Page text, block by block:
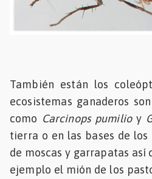
También están los
ecosistemas ganaderos
como Carcinops pumilioy
tierra o en las bases de
de moscas y garrapatas
ejemplo el mión de los